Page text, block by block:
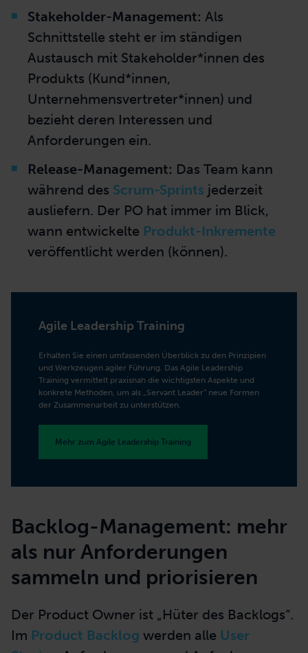
Backlog-Management:Der PO entwickelt
eine Produktvision und erstellt die
Backlog-Items. Zudem priorisiert er diese
„Unteraufgaben“ und sorgt für einen
transparenten, sicheren und
verständlichenProduct Backlog
Schnittstelle steht er im ständigen
Austausch mit Stakeholder*innen des
Produkts (Kund*innen,
Unternehmensvertreter*innen) und
bezieht deren Interessen und
während desScrum-Sprints
ausliefern. Der PO hat immer im Blick,
wann entwickelteProdukt-Inkremente
veröffentlicht werden (können).
Training vermittelt praxisnah die wichtigsten Aspekte und
konkrete Methoden, um als „Servant Leader“ neue Formen
der Zusammenarbeit zu unterstützen.
Mehr zum Agile Leadership Training